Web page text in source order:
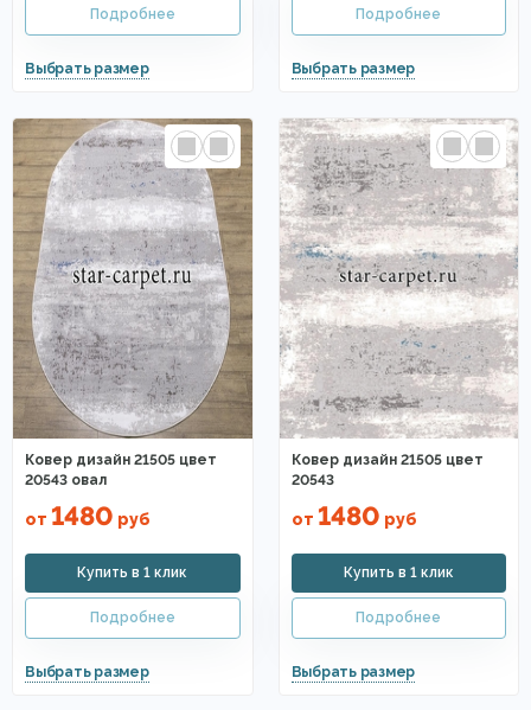
Ковер дизайн 21505 цвет
20543 овал
от 1480 руб
Ковер дизайн 21505 цвет
20543
от 1480 руб